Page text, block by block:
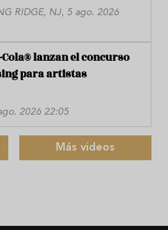
RIDGE, NJ, 5 ago. 2026
Cola® lanzan el concurso
para artistas
2026 22:05
Más videos